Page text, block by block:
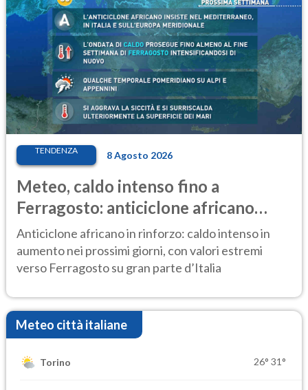
TENDENZA 8 Agosto 2026
Meteo, caldo intenso fino a
Ferragosto: anticiclone africano
ancora protagonista
Anticiclone africano in rinforzo: caldo intenso in
aumento nei prossimi giorni, con valori estremi
verso Ferragosto su gran parte d’Italia
Meteo città italiane
Torino 26° 31°